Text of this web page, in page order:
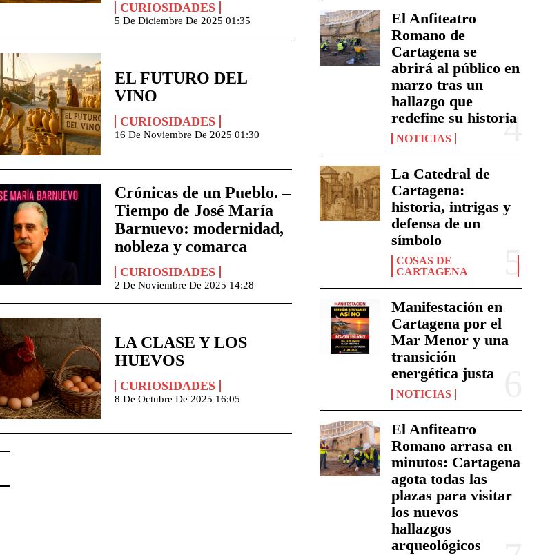
CURIOSIDADES
5 De Diciembre De 2025 01:35
EL FUTURO DEL
VINO
CURIOSIDADES
16 De Noviembre De 2025 01:30
Crónicas de un Pueblo. –
Tiempo de José María
Barnuevo: modernidad,
nobleza y comarca
CURIOSIDADES
2 De Noviembre De 2025 14:28
LA CLASE Y LOS
HUEVOS
CURIOSIDADES
8 De Octubre De 2025 16:05
El Anfiteatro
Romano de
Cartagena se
abrirá al público en
marzo tras un
hallazgo que
redefine su historia
NOTICIAS
La Catedral de
Cartagena:
historia, intrigas y
defensa de un
símbolo
COSAS DE
CARTAGENA
Manifestación en
Cartagena por el
Mar Menor y una
transición
energética justa
NOTICIAS
El Anfiteatro
Romano arrasa en
minutos: Cartagena
agota todas las
plazas para visitar
los nuevos
hallazgos
arqueológicos